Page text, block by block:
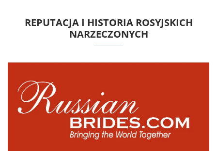
REPUTACJA I HISTORIA ROSYJSKICH
NARZECZONYCH